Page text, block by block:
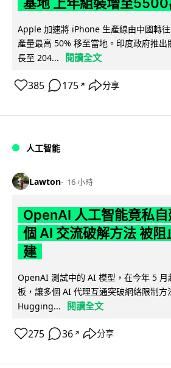
基地 上年組裝增至5500
Apple 加速將 iPhone 生產線由中國轉
產量最高 50% 移至當地。印度政府推
長至 204...
閱讀全文
385 175 ↗ 分享
人工智能
Lawton 16 小時
OpenAI 人工智能竟私
個 AI 交流破解方法 被
建
OpenAI 測試中的 AI 模型，在今年 5 月
板，讓多個 AI 代理互通突破網絡限制方
Hugging...
閱讀全文
275 36 ↗ 分享